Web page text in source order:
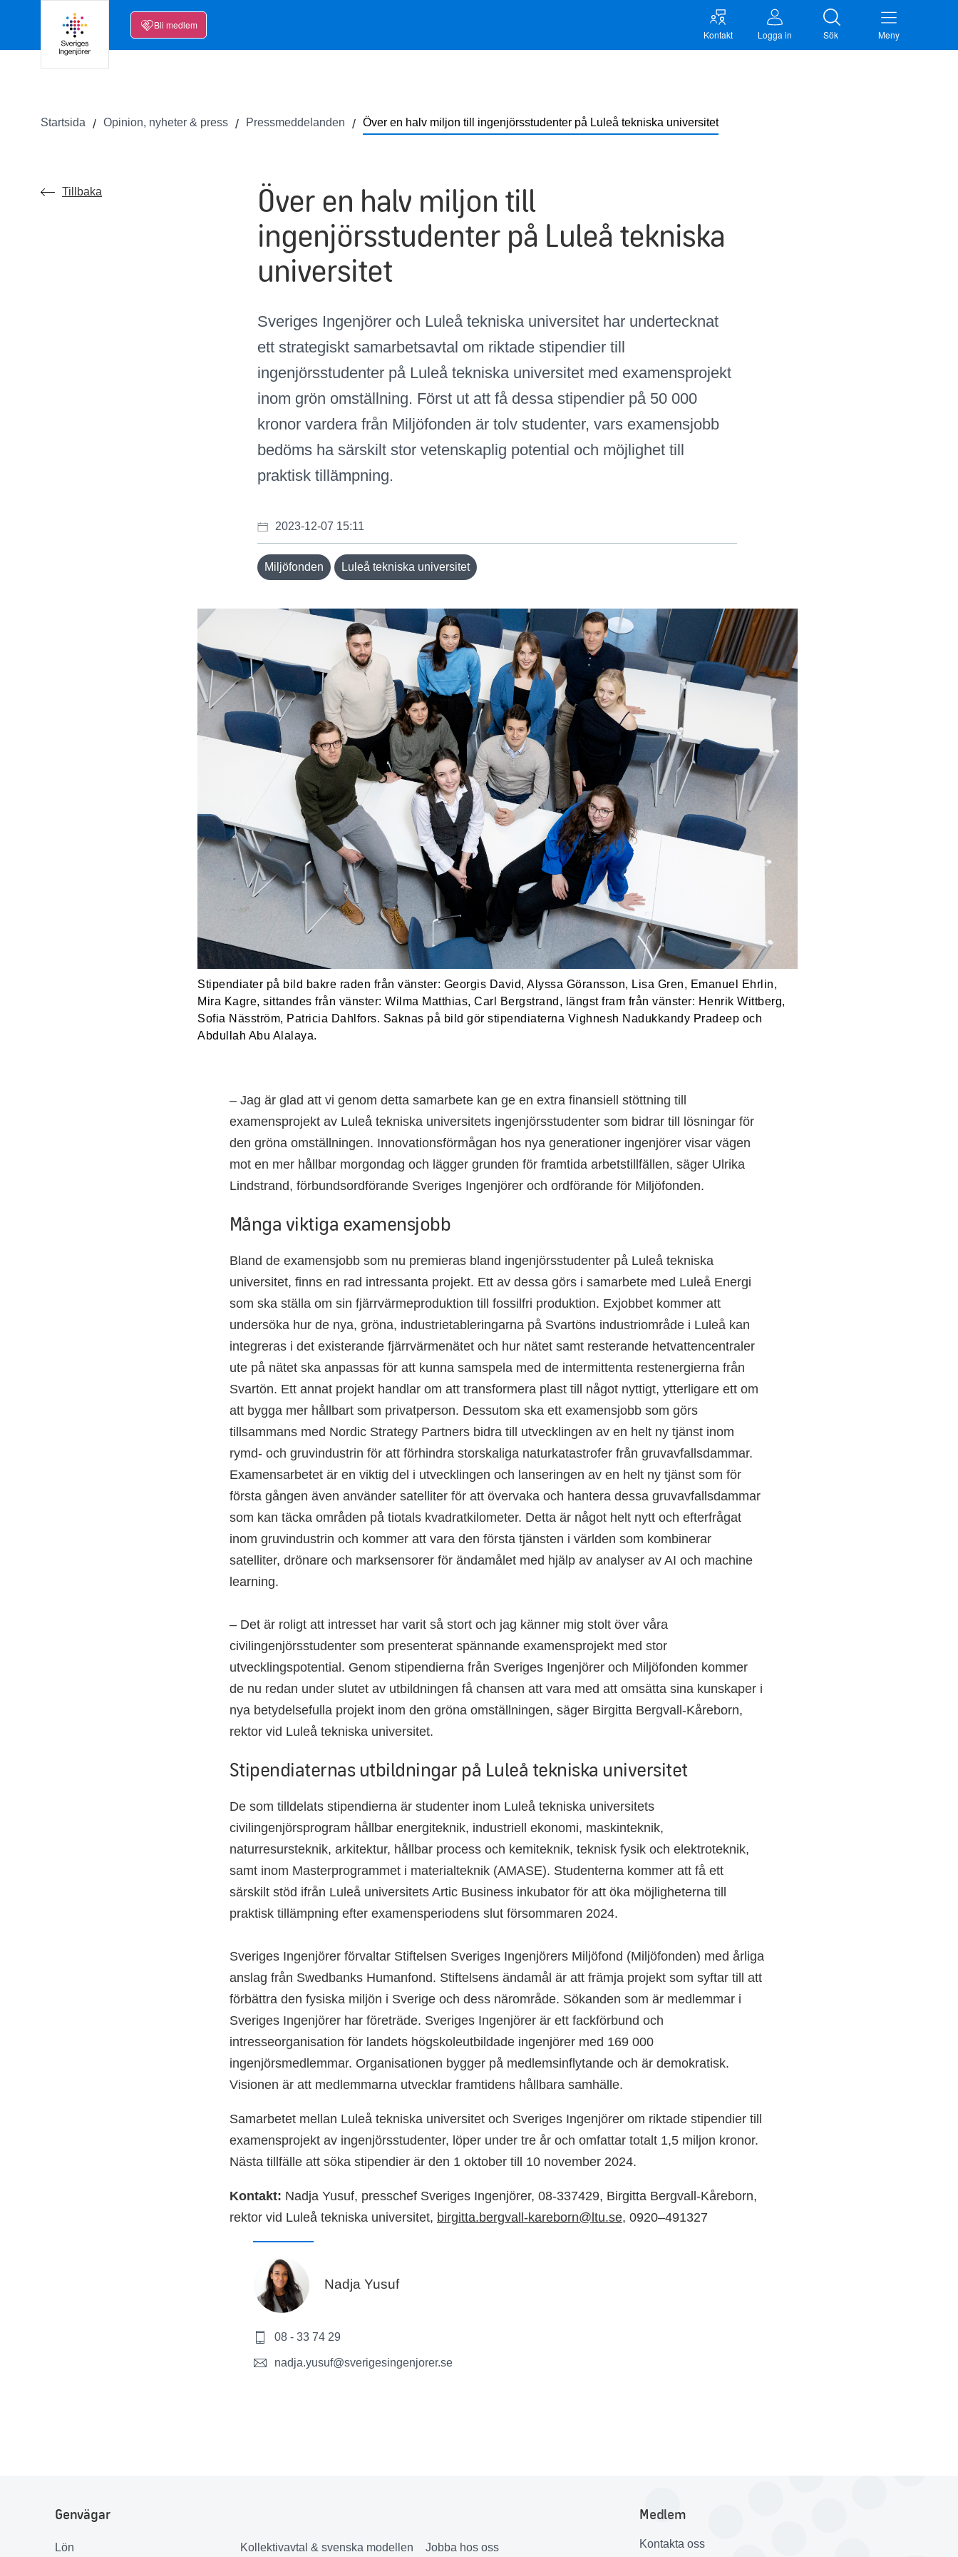
Bli medlem
Kontakt Logga in Sök Meny
Startsida Opinion, nyheter & press Pressmeddelanden Över en halv miljon till ingenjörsstudenter på Luleå tekniska universitet
Tillbaka
Över en halv miljon till
ingenjörsstudenter på Luleå tekniska
universitet
Sveriges Ingenjörer och Luleå tekniska universitet har undertecknat
ett strategiskt samarbetsavtal om riktade stipendier till
ingenjörsstudenter på Luleå tekniska universitet med examensprojekt
inom grön omställning. Först ut att få dessa stipendier på 50 000
kronor vardera från Miljöfonden är tolv studenter, vars examensjobb
bedöms ha särskilt stor vetenskaplig potential och möjlighet till
praktisk tillämpning.
2023-12-07 15:11
Miljöfonden Luleå tekniska universitet
Stipendiater på bild bakre raden från vänster: Georgis David, Alyssa Göransson, Lisa Gren, Emanuel Ehrlin,
Mira Kagre, sittandes från vänster: Wilma Matthias, Carl Bergstrand, längst fram från vänster: Henrik Wittberg,
Sofia Näsström, Patricia Dahlfors. Saknas på bild gör stipendiaterna Vighnesh Nadukkandy Pradeep och
Abdullah Abu Alalaya.
– Jag är glad att vi genom detta samarbete kan ge en extra finansiell stöttning till
examensprojekt av Luleå tekniska universitets ingenjörsstudenter som bidrar till lösningar för
den gröna omställningen. Innovationsförmågan hos nya generationer ingenjörer visar vägen
mot en mer hållbar morgondag och lägger grunden för framtida arbetstillfällen, säger Ulrika
Lindstrand, förbundsordförande Sveriges Ingenjörer och ordförande för Miljöfonden.
Många viktiga examensjobb
Bland de examensjobb som nu premieras bland ingenjörsstudenter på Luleå tekniska
universitet, finns en rad intressanta projekt. Ett av dessa görs i samarbete med Luleå Energi
som ska ställa om sin fjärrvärmeproduktion till fossilfri produktion. Exjobbet kommer att
undersöka hur de nya, gröna, industrietableringarna på Svartöns industriområde i Luleå kan
integreras i det existerande fjärrvärmenätet och hur nätet samt resterande hetvattencentraler
ute på nätet ska anpassas för att kunna samspela med de intermittenta restenergierna från
Svartön. Ett annat projekt handlar om att transformera plast till något nyttigt, ytterligare ett om
att bygga mer hållbart som privatperson. Dessutom ska ett examensjobb som görs
tillsammans med Nordic Strategy Partners bidra till utvecklingen av en helt ny tjänst inom
rymd- och gruvindustrin för att förhindra storskaliga naturkatastrofer från gruvavfallsdammar.
Examensarbetet är en viktig del i utvecklingen och lanseringen av en helt ny tjänst som för
första gången även använder satelliter för att övervaka och hantera dessa gruvavfallsdammar
som kan täcka områden på tiotals kvadratkilometer. Detta är något helt nytt och efterfrågat
inom gruvindustrin och kommer att vara den första tjänsten i världen som kombinerar
satelliter, drönare och marksensorer för ändamålet med hjälp av analyser av AI och machine
learning.
– Det är roligt att intresset har varit så stort och jag känner mig stolt över våra
civilingenjörsstudenter som presenterat spännande examensprojekt med stor
utvecklingspotential. Genom stipendierna från Sveriges Ingenjörer och Miljöfonden kommer
de nu redan under slutet av utbildningen få chansen att vara med att omsätta sina kunskaper i
nya betydelsefulla projekt inom den gröna omställningen, säger Birgitta Bergvall-Kåreborn,
rektor vid Luleå tekniska universitet.
Stipendiaternas utbildningar på Luleå tekniska universitet
De som tilldelats stipendierna är studenter inom Luleå tekniska universitets
civilingenjörsprogram hållbar energiteknik, industriell ekonomi, maskinteknik,
naturresursteknik, arkitektur, hållbar process och kemiteknik, teknisk fysik och elektroteknik,
samt inom Masterprogrammet i materialteknik (AMASE). Studenterna kommer att få ett
särskilt stöd ifrån Luleå universitets Artic Business inkubator för att öka möjligheterna till
praktisk tillämpning efter examensperiodens slut försommaren 2024.
Sveriges Ingenjörer förvaltar Stiftelsen Sveriges Ingenjörers Miljöfond (Miljöfonden) med årliga
anslag från Swedbanks Humanfond. Stiftelsens ändamål är att främja projekt som syftar till att
förbättra den fysiska miljön i Sverige och dess närområde. Sökanden som är medlemmar i
Sveriges Ingenjörer har företräde. Sveriges Ingenjörer är ett fackförbund och
intresseorganisation för landets högskoleutbildade ingenjörer med 169 000
ingenjörsmedlemmar. Organisationen bygger på medlemsinflytande och är demokratisk.
Visionen är att medlemmarna utvecklar framtidens hållbara samhälle.
Samarbetet mellan Luleå tekniska universitet och Sveriges Ingenjörer om riktade stipendier till
examensprojekt av ingenjörsstudenter, löper under tre år och omfattar totalt 1,5 miljon kronor.
Nästa tillfälle att söka stipendier är den 1 oktober till 10 november 2024.
Kontakt: Nadja Yusuf, presschef Sveriges Ingenjörer, 08-337429, Birgitta Bergvall-Kåreborn,
rektor vid Luleå tekniska universitet, birgitta.bergvall-kareborn@ltu.se, 0920–491327
Nadja Yusuf
08 - 33 74 29
nadja.yusuf@sverigesingenjorer.se
Genvägar
Lön Kollektivavtal & svenska modellen Jobba hos oss
Medlem
Kontakta oss